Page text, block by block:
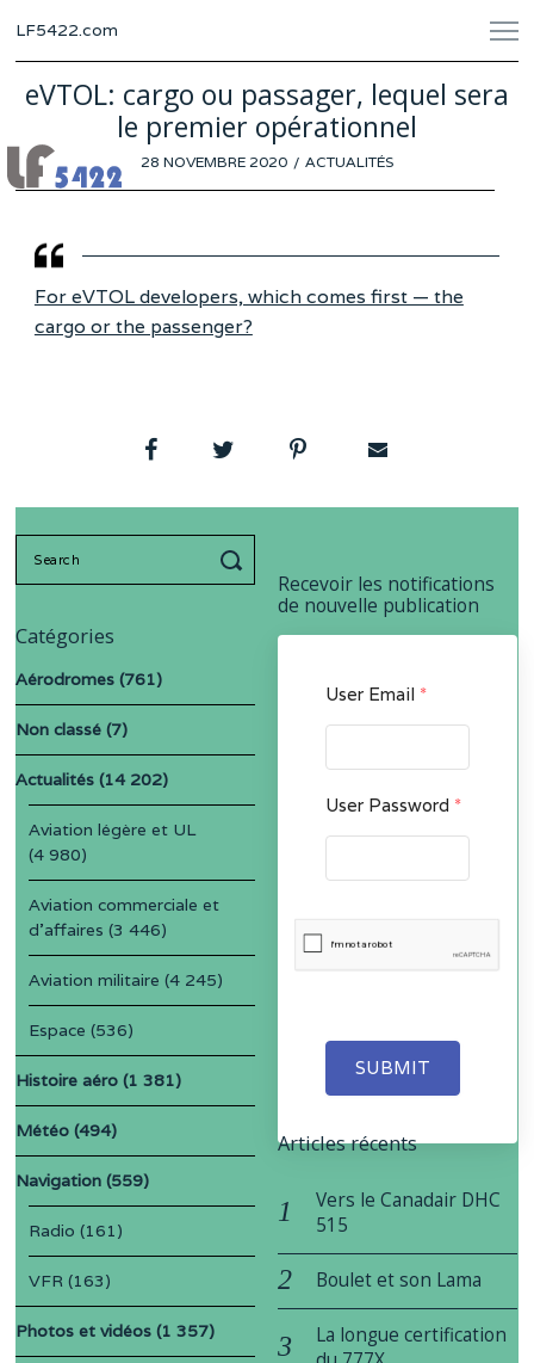
LF5422.com
eVTOL: cargo ou passager, lequel sera
le premier opérationnel
POSTED
28 NOVEMBRE 2020 ACTUALITÉS
For eVTOL developers, which comes first — the
cargo or the passenger?
Recevoir les notifications
de nouvelle publication
User Email *
User Password *
SUBMIT
Catégories
Aérodromes (761)
Non classé (7)
Actualités (14 202)
Aviation légère et UL
(4 980)
Aviation commerciale et
d'affaires (3 446)
Aviation militaire (4 245)
Espace (536)
Histoire aéro (1 381)
Météo (494)
Navigation (559)
Radio (161)
VFR (163)
Photos et vidéos (1 357)
Articles récents
Vers le Canadair DHC
515
Boulet et son Lama
La longue certification